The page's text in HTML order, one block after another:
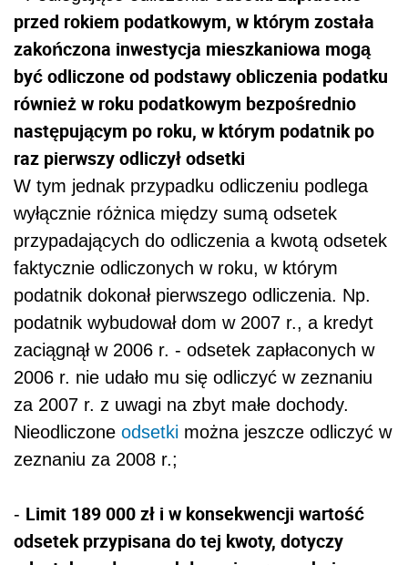
przed rokiem podatkowym, w którym została
zakończona inwestycja mieszkaniowa mogą
być odliczone od podstawy obliczenia podatku
również w roku podatkowym bezpośrednio
następującym po roku, w którym podatnik po
raz pierwszy odliczył odsetki
W tym jednak przypadku odliczeniu podlega
wyłącznie różnica między sumą odsetek
przypadających do odliczenia a kwotą odsetek
faktycznie odliczonych w roku, w którym
podatnik dokonał pierwszego odliczenia. Np.
podatnik wybudował dom w 2007 r., a kredyt
zaciągnął w 2006 r. - odsetek zapłaconych w
2006 r. nie udało mu się odliczyć w zeznaniu
za 2007 r. z uwagi na zbyt małe dochody.
Nieodliczone odsetki można jeszcze odliczyć w
zeznaniu za 2008 r.;
- Limit 189 000 zł i w konsekwencji wartość
odsetek przypisana do tej kwoty, dotyczy